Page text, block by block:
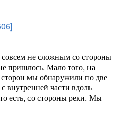
совсем не сложным со стороны
пришлось. Мало того, на
мы обнаружили по две
внутренней части вдоль
есть, со стороны реки. Мы